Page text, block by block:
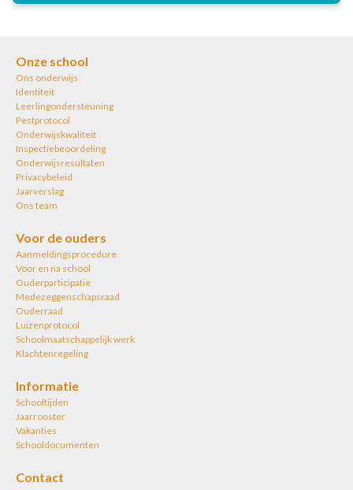
Onze school
Ons onderwijs
Identiteit
Leerlingondersteuning
Pestprotocol
Onderwijskwaliteit
Inspectiebeoordeling
Onderwijsresultaten
Privacybeleid
Jaarverslag
Ons team
Voor de ouders
Aanmeldingsprocedure
Voor en na school
Ouderparticipatie
Medezeggenschapsraad
Ouderraad
Luizenprotocol
Schoolmaatschappelijk werk
Klachtenregeling
Informatie
Schooltijden
Jaarrooster
Vakanties
Schooldocumenten
Contact